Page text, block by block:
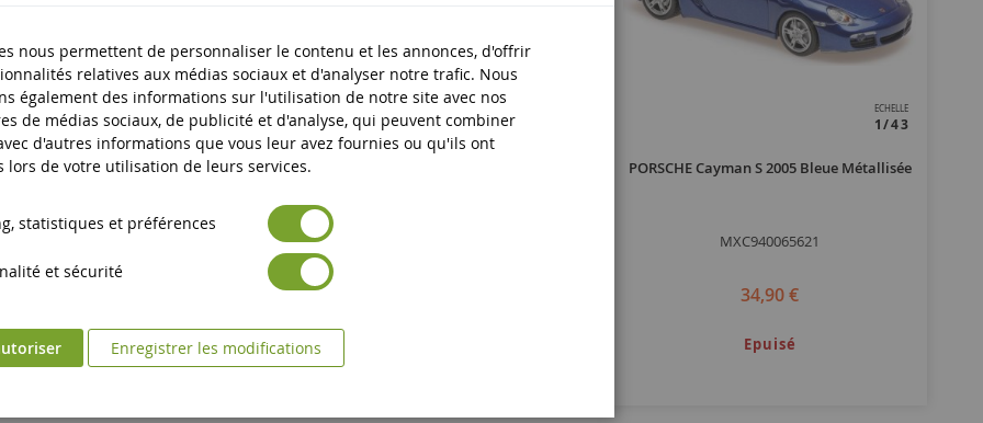
1/18
Cayman 2012 Bleu Métallique
Ajouter au panier
PORSCHE Cayman GT4 2016 Jaune Fluo
ECHELLE
1/43
PORSCHE Cayman S 2005 Bleue Métallisée
MXC940065621
34,90 €
Epuisé
nous permettent de personnaliser le contenu et les annonces, d'offrir
relatives aux médias sociaux et d'analyser notre trafic. Nous
également des informations sur l'utilisation de notre site avec nos
de médias sociaux, de publicité et d'analyse, qui peuvent combiner
d'autres informations que vous leur avez fournies ou qu'ils ont
lors de votre utilisation de leurs services.
statistiques et préférences
et sécurité
Enregistrer les modifications